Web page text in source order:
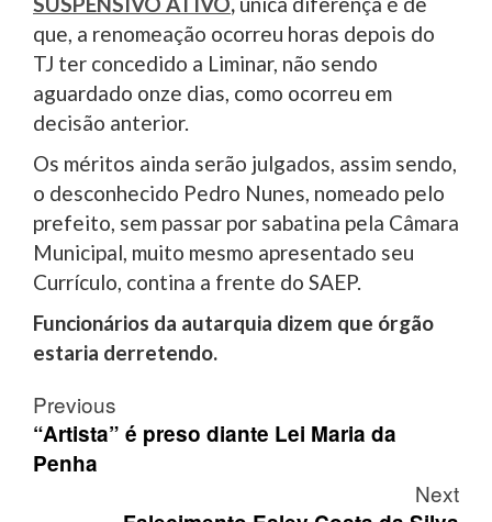
que, a renomeação ocorreu horas depois do
TJ ter concedido a Liminar, não sendo
aguardado onze dias, como ocorreu em
decisão anterior.
Os méritos ainda serão julgados, assim sendo,
o desconhecido Pedro Nunes, nomeado pelo
prefeito, sem passar por sabatina pela Câmara
Municipal, muito mesmo apresentado seu
Currículo, contina a frente do SAEP.
Funcionários da autarquia dizem que órgão
estaria derretendo.
Post
navigation
Previous
“Artista” é preso diante Lei Maria da
Penha
Next